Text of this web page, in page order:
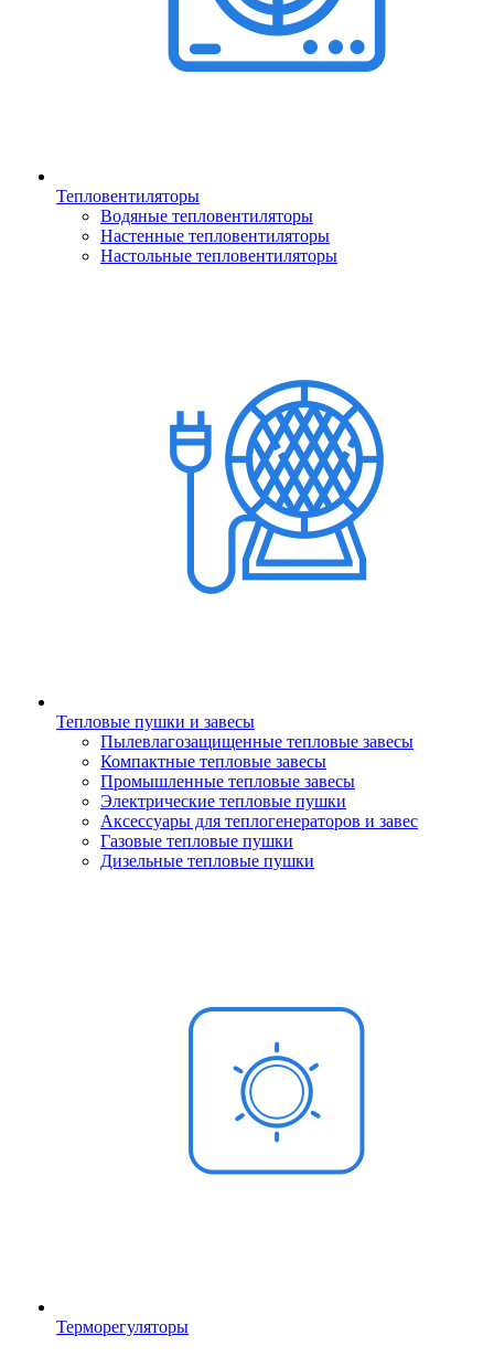
Тепловентиляторы
Водяные тепловентиляторы
Настенные тепловентиляторы
Настольные тепловентиляторы
Тепловые пушки и завесы
Пылевлагозащищенные тепловые завесы
Компактные тепловые завесы
Промышленные тепловые завесы
Электрические тепловые пушки
Аксессуары для теплогенераторов и завес
Газовые тепловые пушки
Дизельные тепловые пушки
Терморегуляторы